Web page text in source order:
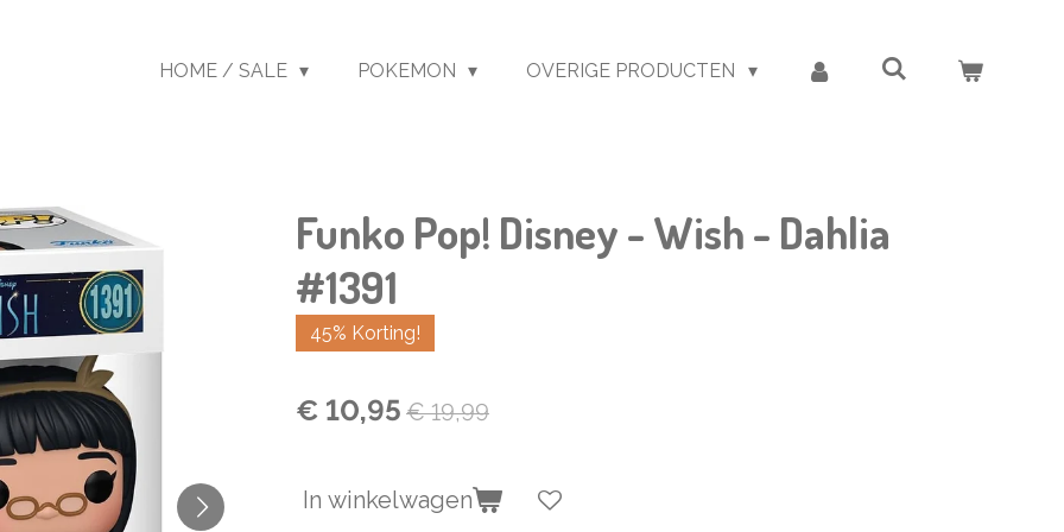
HOME / SALE POKEMON OVERIGE PRODUCTEN
Funko Pop! Disney - Wish - Dahlia
#1391
45% Korting!
€ 10,95 € 19,99
In winkelwagen